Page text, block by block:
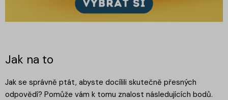
Jak na to
Jak se správně ptát, abyste docílili skutečně přesných
odpovědí? Pomůže vám k tomu znalost následujících bodů.